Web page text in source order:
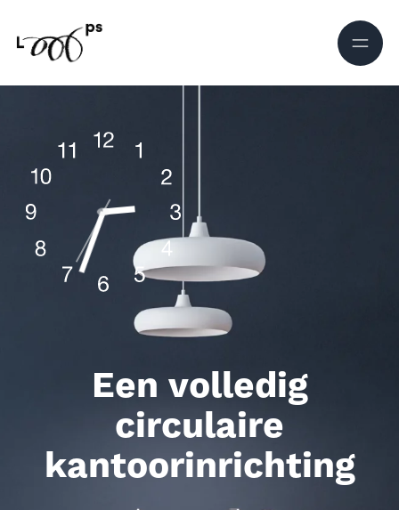
Een volledig
circulaire
kantoorinrichting